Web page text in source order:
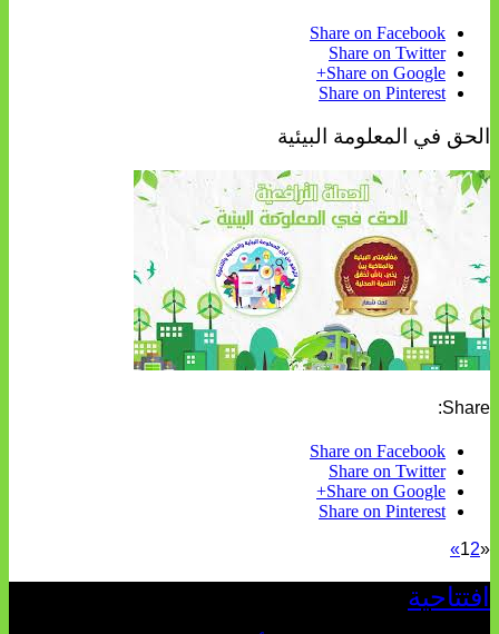
Share on Facebook
Share on Twitter
Share on Google+
Share on Pinterest
الحق في المعلومة البيئية
Share:
Share on Facebook
Share on Twitter
Share on Google+
Share on Pinterest
«
12
»
افتتاحية